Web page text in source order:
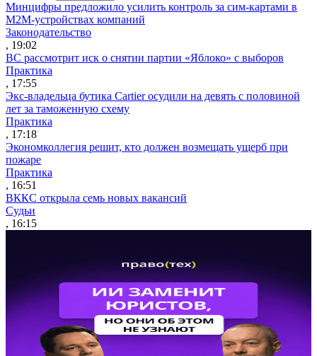
Минцифры предложило усилить контроль за сим-картами в
M2M-устройствах компаний
Законодательство
, 19:02
ВС рассмотрит иск о снятии партии «Яблоко» с выборов
Практика
, 17:55
Экс-владельца бутика Cartier осудили на девять с половиной
лет за таможенную схему
Практика
, 17:18
Экономколлегия решит, кто должен возмещать ущерб при
пожаре
Практика
, 16:51
ВККС открыла семь новых вакансий
Судьи
, 16:15